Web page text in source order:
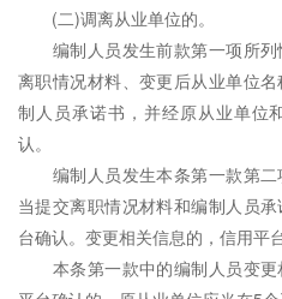
(二)调离从业单位的。
编制人员发生前款第一项所列
离职情况材料、变更后从业单位
制人员承诺书，并经原从业单位
认。
编制人员发生本条第一款第二
当提交离职情况材料和编制人员
台确认。变更相关信息的，信用平
本条第一款中的编制人员变更